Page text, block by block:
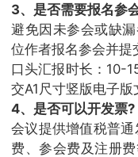
3、是否需要报名参
避免因未参会或缺
位作者报名参会并提
口头汇报时长：10-
交A1尺寸竖版电子版
4、是否可以开发票?
会议提供增值税普
费、参会费及注册